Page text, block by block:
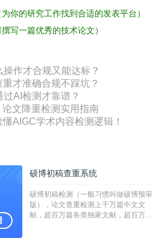
你的研究工作找到合适的发表平台）
写一篇优秀的技术论文）
作才合规又能达标？
才准确合规不踩坑？
AI检测才靠谱？
文降重检测实用指南
AIGC学术内容检测逻辑！
硕博初稿查重系统
硕博初稿检测（一般习惯叫做硕博预审
版），论文查重检测上千万篇中文文
献，超百万篇各类独家文献，超百万港